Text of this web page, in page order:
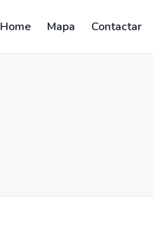
Home Mapa Contactar